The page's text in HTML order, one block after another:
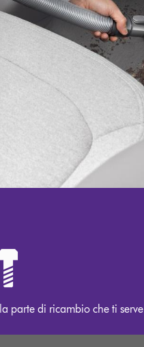
parte di ricambio che ti serve